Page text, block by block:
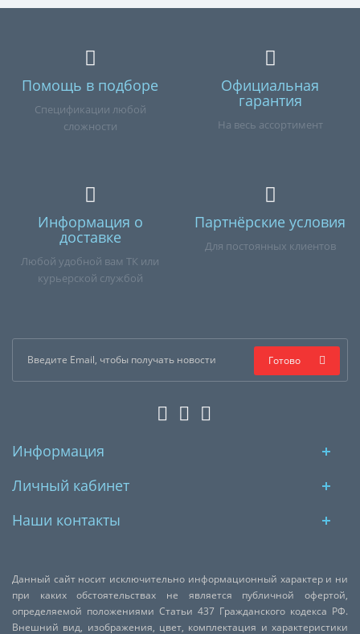
Помощь в подборе
Спецификации любой
сложности
Официальная
гарантия
На весь ассортимент
Информация о
доставке
Любой удобной вам ТК или
курьерской службой
Партнёрские условия
Для постоянных клиентов
Готово
Информация
Личный кабинет
Наши контакты
Данный сайт носит исключительно информационный характер и ни
при каких обстоятельствах не является публичной офертой,
определяемой положениями Статьи 437 Гражданского кодекса РФ.
Внешний вид, изображения, цвет, комплектация и характеристики